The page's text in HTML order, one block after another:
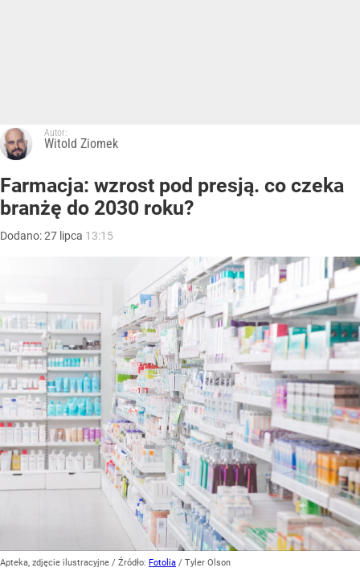
Autor:
Witold Ziomek
Farmacja: wzrost pod presją. co czeka
branżę do 2030 roku?
Dodano:27 lipca 13:15
Apteka, zdjęcie ilustracyjne / Źródło: Fotolia / Tyler Olson